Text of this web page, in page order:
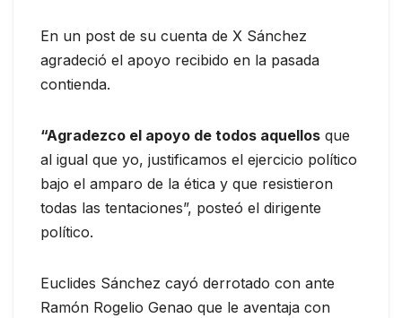
En un post de su cuenta de X Sánchez
agradeció el apoyo recibido en la pasada
contienda.
“Agradezco el apoyo de todos aquellos que
al igual que yo, justificamos el ejercicio político
bajo el amparo de la ética y que resistieron
todas las tentaciones”, posteó el dirigente
político.
Euclides Sánchez cayó derrotado con ante
Ramón Rogelio Genao que le aventaja con